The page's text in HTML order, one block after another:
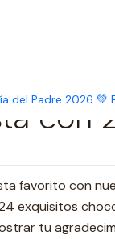
del Padre 2026 💚
con
favorito con
exquisitos
tu